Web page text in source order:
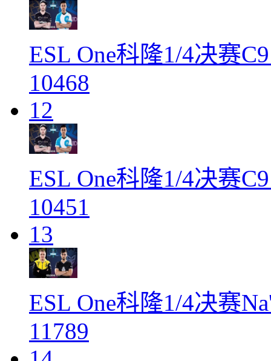
ESL One科隆1/4决赛
10468
12
ESL One科隆1/4决赛
10451
13
ESL One科隆1/4决赛
11789